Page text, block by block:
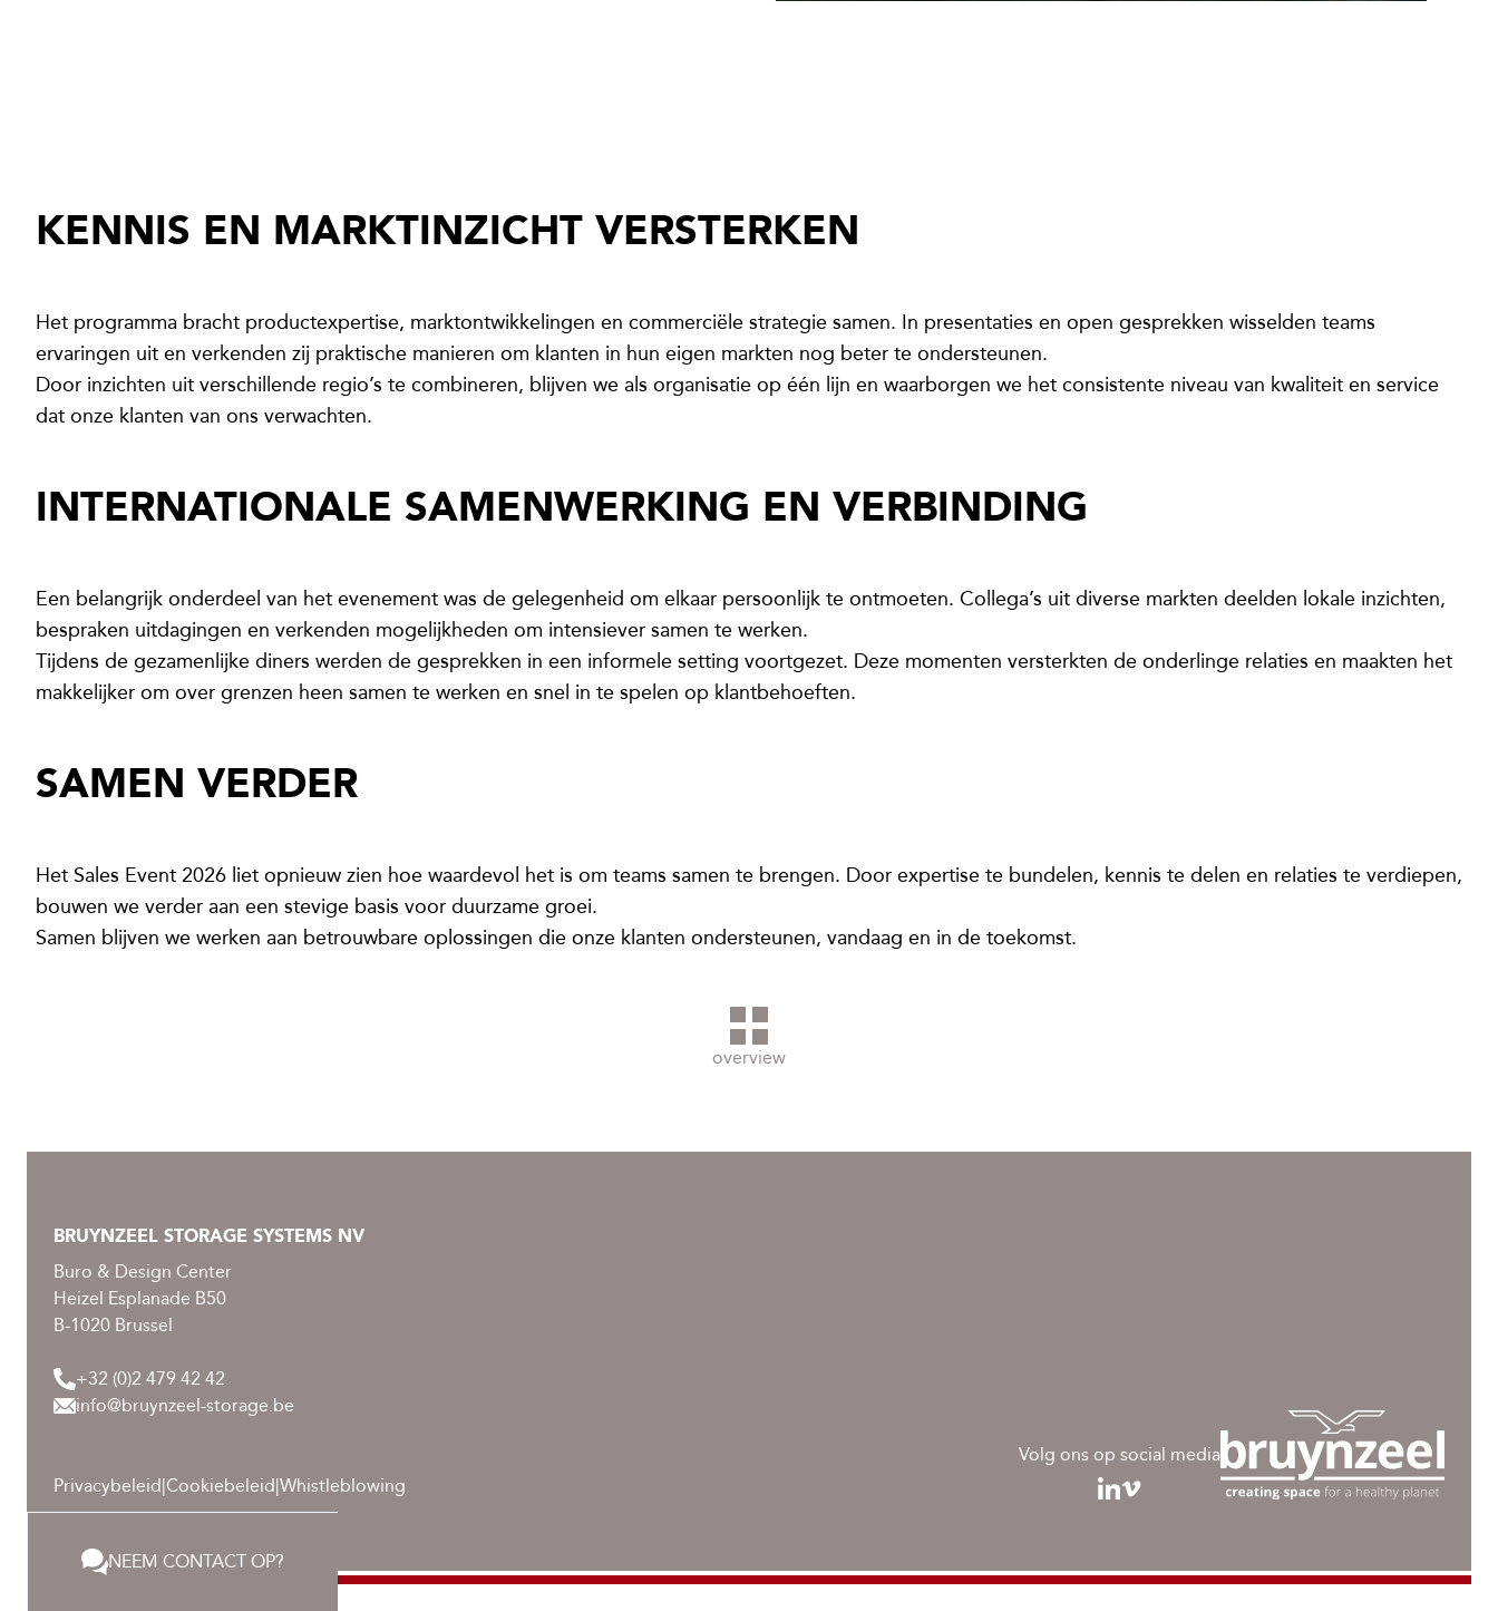
KENNIS EN MARKTINZICHT VERSTERKEN
Het programma bracht productexpertise, marktontwikkelingen en commerciële strategie samen. In presentaties en open gesprekken wisselden teams
ervaringen uit en verkenden zij praktische manieren om klanten in hun eigen markten nog beter te ondersteunen.
Door inzichten uit verschillende regio’s te combineren, blijven we als organisatie op één lijn en waarborgen we het consistente niveau van kwaliteit en service
dat onze klanten van ons verwachten.
INTERNATIONALE SAMENWERKING EN VERBINDING
Een belangrijk onderdeel van het evenement was de gelegenheid om elkaar persoonlijk te ontmoeten. Collega’s uit diverse markten deelden lokale inzichten,
bespraken uitdagingen en verkenden mogelijkheden om intensiever samen te werken.
Tijdens de gezamenlijke diners werden de gesprekken in een informele setting voortgezet. Deze momenten versterkten de onderlinge relaties en maakten het
makkelijker om over grenzen heen samen te werken en snel in te spelen op klantbehoeften.
SAMEN VERDER
Het Sales Event 2026 liet opnieuw zien hoe waardevol het is om teams samen te brengen. Door expertise te bundelen, kennis te delen en relaties te verdiepen,
bouwen we verder aan een stevige basis voor duurzame groei.
Samen blijven we werken aan betrouwbare oplossingen die onze klanten ondersteunen, vandaag en in de toekomst.
overview
BRUYNZEEL STORAGE SYSTEMS NV
Buro & Design Center
Heizel Esplanade B50
B-1020 Brussel
+32 (0)2 479 42 42
info@bruynzeel-storage.be
Privacybeleid|Cookiebeleid|Whistleblowing
Volg ons op social media
NEEM CONTACT OP?